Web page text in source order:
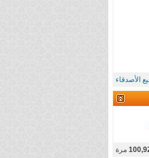
الأصدقاء
مرة